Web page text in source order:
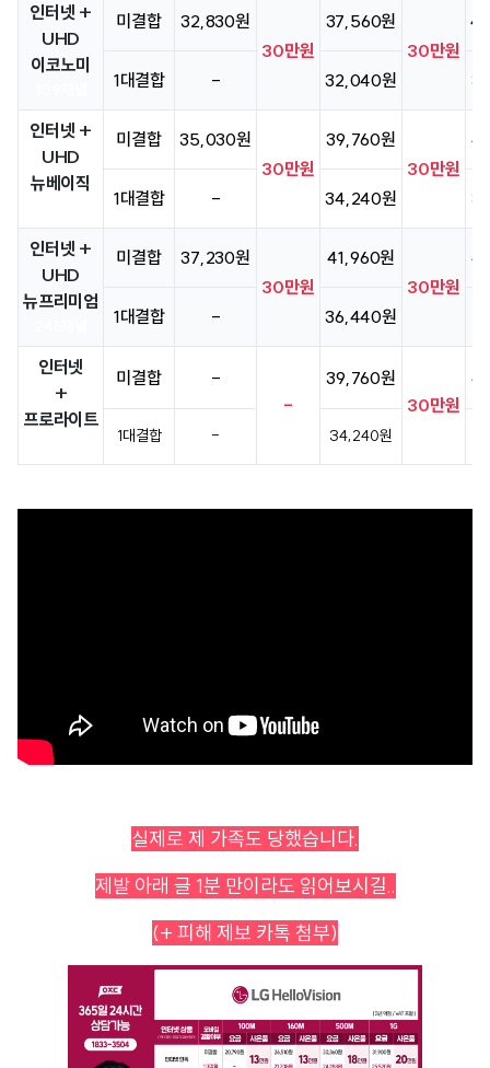
인터넷 +
UHD
이코노미
미결합
32,830원
30만원
37,560원
30만원
1대결합 - 32,040원
인터넷 +
UHD
뉴베이직
미결합
35,030원
30만원
39,760원
30만원
1대결합 - 34,240원
인터넷 +
UHD
뉴프리미엄
미결합
37,230원
30만원
41,960원
30만원
1대결합 - 36,440원
인터넷
+
프로라이트
미결합
-
-
39,760원
30만원
1대결합 - 34,240원
실제로 제 가족도 당했습니다.
제발 아래 글 1분 만이라도 읽어보시길..
(+ 피해 제보 카톡 첨부)